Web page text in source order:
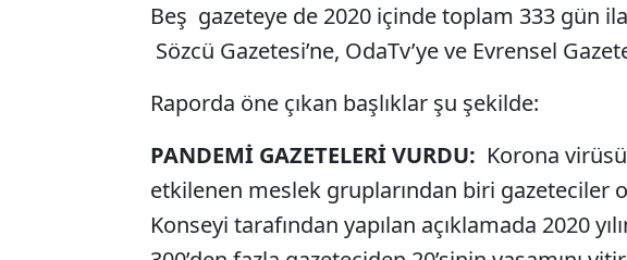
Beş gazeteye de 2020 içinde toplam 333 gün
Sözcü Gazetesi’ne, OdaTv’ye ve Evrensel
Raporda öne çıkan başlıklar şu şekilde:
PANDEMİ GAZETELERİ VURDU: Korona
etkilenen meslek gruplarından biri gazeteciler
Konseyi tarafından yapılan açıklamada 2020